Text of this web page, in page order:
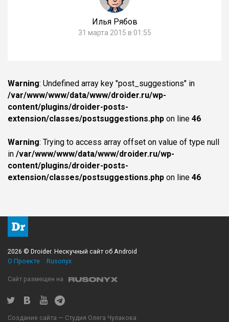
Илья Рябов
31 марта 2015 в 01:55
Warning: Undefined array key "post_suggestions" in
/var/www/www/data/www/droider.ru/wp-
content/plugins/droider-posts-
extension/classes/postsuggestions.php on line 46
Warning: Trying to access array offset on value of type null
in /var/www/www/data/www/droider.ru/wp-
content/plugins/droider-posts-
extension/classes/postsuggestions.php on line 46
2026 © Droider. Нескучный сайт об Android
О Проекте
Rusonyx
Сайт размещен на
Создание сайта — Студия Олега Чулакова